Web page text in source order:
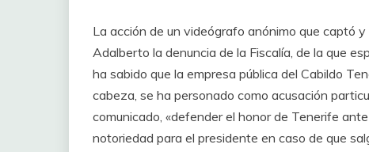
La acción de un videógrafo anónimo que captó
Adalberto la denuncia de la Fiscalía, de la que
ha sabido que la empresa pública del Cabildo
cabeza, se ha personado como acusación
comunicado, «defender el honor de Tenerife
notoriedad para el presidente en caso de que